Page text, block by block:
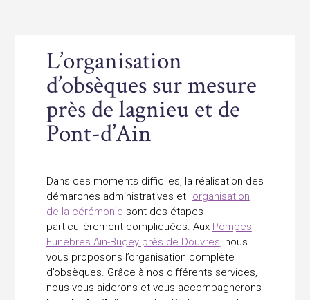
L’organisation
d’obsèques sur mesure
près de lagnieu et de
Pont-d’Ain
Dans ces moments difficiles, la réalisation des
démarches administratives et l’organisation
de la cérémonie sont des étapes
particulièrement compliquées. Aux Pompes
Funèbres Ain-Bugey près de Douvres, nous
vous proposons l’organisation complète
d’obsèques. Grâce à nos différents services,
nous vous aiderons et vous accompagnerons